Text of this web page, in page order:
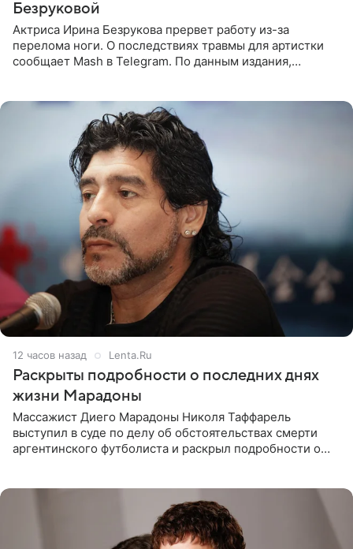
Безруковой
Актриса Ирина Безрукова прервет работу из-за
перелома ноги. О последствиях травмы для артистки
сообщает Mash в Telegram. По данным издания,
12 часов назад Lenta.Ru
Раскрыты подробности о последних днях
жизни Марадоны
Массажист Диего Марадоны Николя Таффарель
выступил в суде по делу об обстоятельствах смерти
аргентинского футболиста и раскрыл подробности о